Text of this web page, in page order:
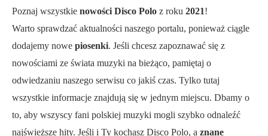
Poznaj wszystkie nowości Disco Polo z roku 2021!
Warto sprawdzać aktualności naszego portalu, ponieważ ciągle
dodajemy nowe piosenki. Jeśli chcesz zapoznawać się z
nowościami ze świata muzyki na bieżąco, pamiętaj o
odwiedzaniu naszego serwisu co jakiś czas. Tylko tutaj
wszystkie informacje znajdują się w jednym miejscu. Dbamy o
to, aby wszyscy fani polskiej muzyki mogli szybko odnaleźć
najświeższe hity. Jeśli i Ty kochasz Disco Polo, a znane